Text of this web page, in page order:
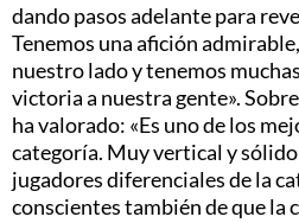
dando pasos adelante para
Tenemos una afición
nuestro lado y tenemos
victoria a nuestra gente».
ha valorado: «Es uno de los
categoría. Muy vertical y
jugadores diferenciales de la
conscientes también de que la